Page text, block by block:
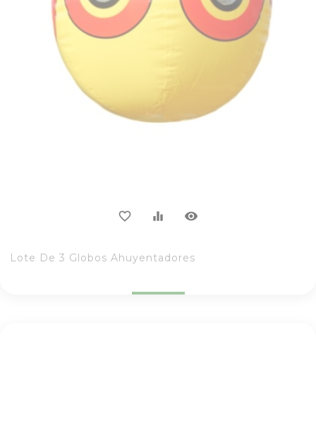
favorite_border equalizer visibility
Lote De 3 Globos Ahuyentadores